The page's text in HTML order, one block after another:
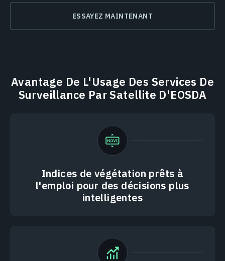
ESSAYEZ MAINTENANT
Avantage De L'Usage Des Services De
Surveillance Par Satellite D'EOSDA
Indices de végétation prêts à
l'emploi pour des décisions plus
intelligentes